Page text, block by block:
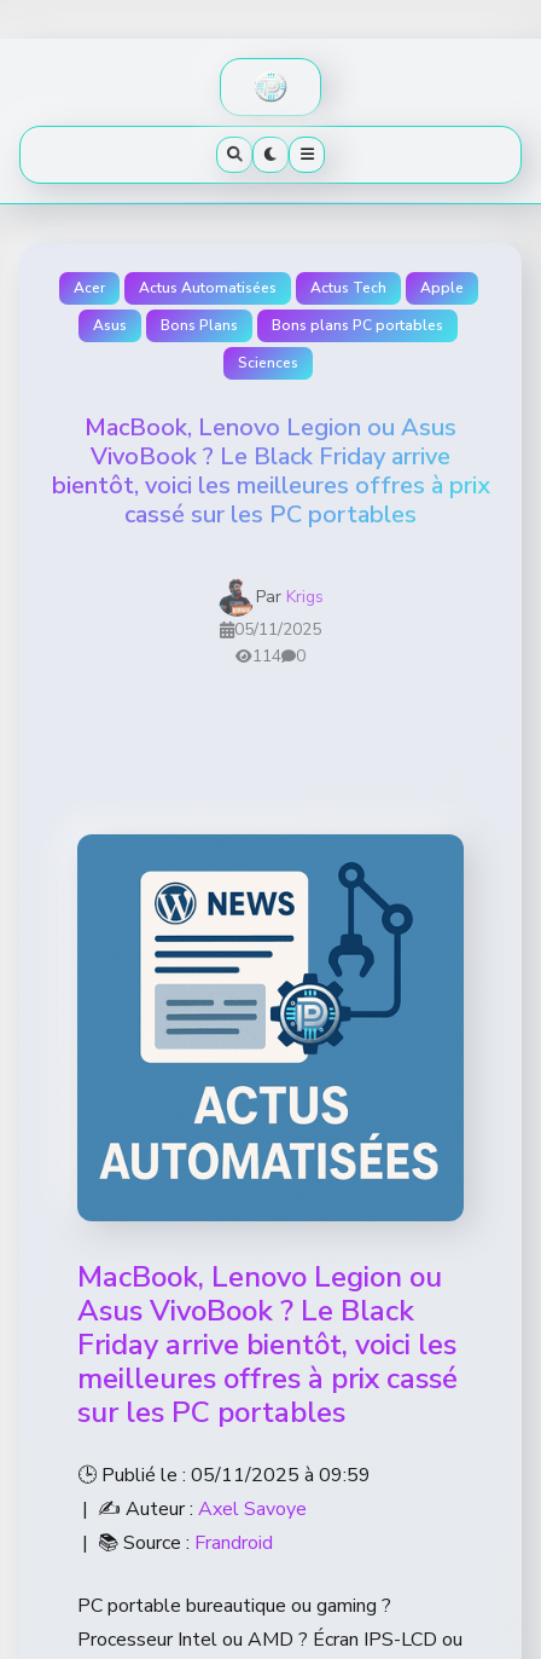
Acer Actus Automatisées Actus Tech
Apple
Asus
Bons Plans
Bons plans PC portables
Sciences
MacBook, Lenovo Legion ou Asus
VivoBook ? Le Black Friday arrive
bientôt, voici les meilleures offres à prix
cassé sur les PC portables
Par Krigs
05/11/2025
114
0
MacBook, Lenovo Legion ou
Asus VivoBook ? Le Black
Friday arrive bientôt, voici les
meilleures offres à prix cassé
sur les PC portables
🕒 Publié le : 05/11/2025 à 09:59
| ✍️ Auteur : Axel Savoye
| 📚 Source : Frandroid
PC portable bureautique ou gaming ?
Processeur Intel ou AMD ? Écran IPS-LCD ou